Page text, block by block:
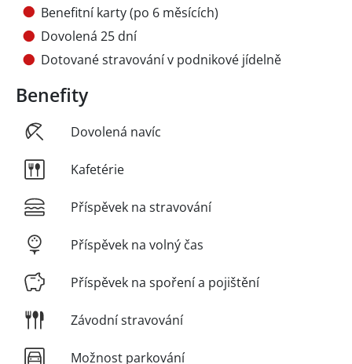
Benefitní karty (po 6 měsících)
Dovolená 25 dní
Dotované stravování v podnikové jídelně
Benefity
Dovolená navíc
Kafetérie
Příspěvek na stravování
Příspěvek na volný čas
Příspěvek na spoření a pojištění
Závodní stravování
Možnost parkování